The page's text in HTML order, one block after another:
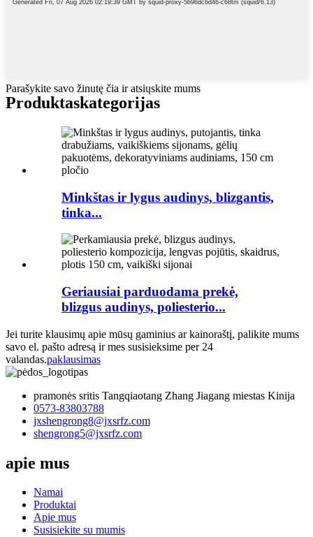
Parašykite savo žinutę čia ir atsiųskite mums
Produktaskategorijas
Minkštas ir lygus audinys, blizgantis,
tinka...
Geriausiai parduodama prekė,
blizgus audinys, poliesterio...
Jei turite klausimų apie mūsų gaminius ar kainoraštį, palikite mums
savo el. pašto adresą ir mes susisieksime per 24
valandas.paklausimas
pramonės sritis Tangqiaotang Zhang Jiagang miestas Kinija
0573-83803788
jxshengrong8@jxsrfz.com
shengrong5@jxsrfz.com
apie mus
Namai
Produktai
Apie mus
Susisiekite su mumis